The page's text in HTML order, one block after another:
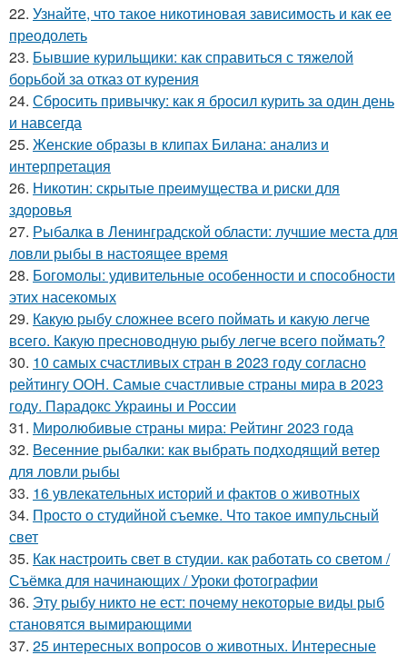
22. Узнайте, что такое никотиновая зависимость и как ее
преодолеть
23. Бывшие курильщики: как справиться с тяжелой
борьбой за отказ от курения
24. Сбросить привычку: как я бросил курить за один день
и навсегда
25. Женские образы в клипах Билана: анализ и
интерпретация
26. Никотин: скрытые преимущества и риски для
здоровья
27. Рыбалка в Ленинградской области: лучшие места для
ловли рыбы в настоящее время
28. Богомолы: удивительные особенности и способности
этих насекомых
29. Какую рыбу сложнее всего поймать и какую легче
всего. Какую пресноводную рыбу легче всего поймать?
30. 10 самых счастливых стран в 2023 году согласно
рейтингу ООН. Самые счастливые страны мира в 2023
году. Парадокс Украины и России
31. Миролюбивые страны мира: Рейтинг 2023 года
32. Весенние рыбалки: как выбрать подходящий ветер
для ловли рыбы
33. 16 увлекательных историй и фактов о животных
34. Просто о студийной съемке. Что такое импульсный
свет
35. Как настроить свет в студии. как работать со светом /
Съёмка для начинающих / Уроки фотографии
36. Эту рыбу никто не ест: почему некоторые виды рыб
становятся вымирающими
37. 25 интересных вопросов о животных. Интересные